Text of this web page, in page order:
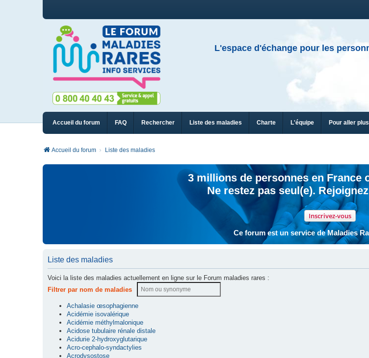
L'espace d'échange pour les
Accueil du forum FAQ Rechercher Liste des maladies Charte L'équipe Pour aller
Accueil du forum Liste des maladies
3 millions de personnes en France
Ne restez pas seul(e).
Inscrivez-vous
Ce forum est un service de Maladies
Liste des maladies
Voici la liste des maladies actuellement en ligne sur le Forum maladies rares :
Filtrer par nom de maladies
Achalasie œsophagienne
Acidémie isovalérique
Acidémie méthylmalonique
Acidose tubulaire rénale distale
Acidurie 2-hydroxyglutarique
Acro-cephalo-syndactylies
Acrodysostose